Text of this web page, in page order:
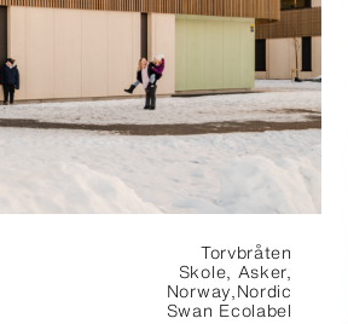
Torvbråten
Skole, Asker,
Norway,Nordic
Swan Ecolabel